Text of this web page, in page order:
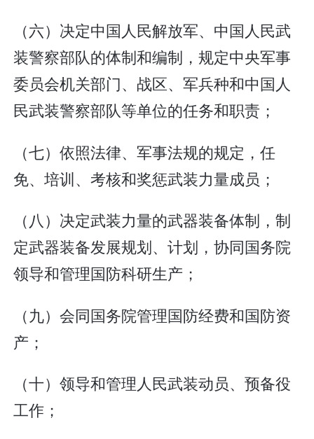
（六）决定中国人民解放军、中国人民武
装警察部队的体制和编制，规定中央军事
委员会机关部门、战区、军兵种和中国人
民武装警察部队等单位的任务和职责；
（七）依照法律、军事法规的规定，任
免、培训、考核和奖惩武装力量成员；
（八）决定武装力量的武器装备体制，制
定武器装备发展规划、计划，协同国务院
领导和管理国防科研生产；
（九）会同国务院管理国防经费和国防资
产；
（十）领导和管理人民武装动员、预备役
工作；